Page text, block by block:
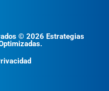
© 2026 Estrategias